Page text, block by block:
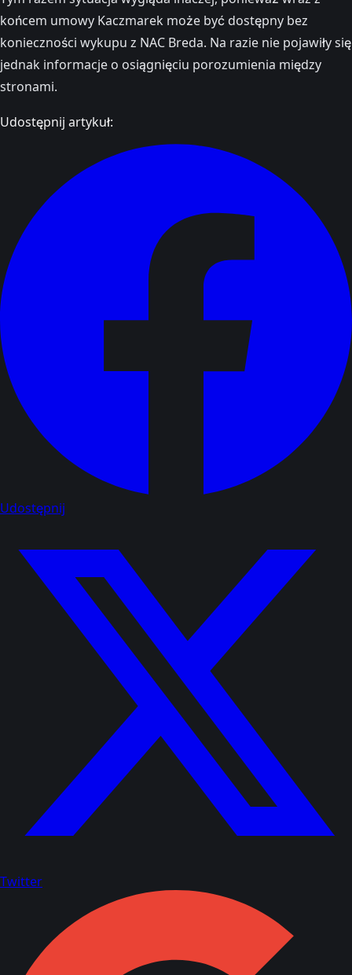
końcem umowy Kaczmarek może być dostępny bez
konieczności wykupu z NAC Breda. Na razie nie pojawiły się
jednak informacje o osiągnięciu porozumienia między
stronami.
Udostępnij artykuł:
Udostępnij
Twitter